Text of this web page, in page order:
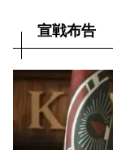
宣戦布告